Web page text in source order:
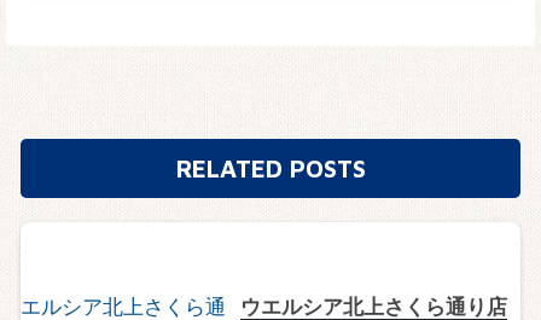
RELATED POSTS
ウエルシア北上さくら通り店